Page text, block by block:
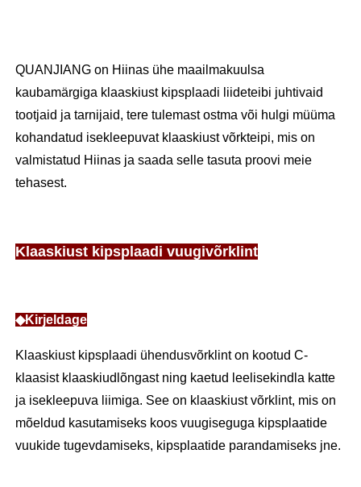
QUANJIANG on Hiinas ühe maailmakuulsa
kaubamärgiga klaaskiust kipsplaadi liideteibi juhtivaid
tootjaid ja tarnijaid, tere tulemast ostma või hulgi müüma
kohandatud isekleepuvat klaaskiust võrkteipi, mis on
valmistatud Hiinas ja saada selle tasuta proovi meie
tehasest.
Klaaskiust kipsplaadi vuugivõrklint
◆Kirjeldage
Klaaskiust kipsplaadi ühendusvõrklint on kootud C-
klaasist klaaskiudlõngast ning kaetud leelisekindla katte
ja isekleepuva liimiga. See on klaaskiust võrklint, mis on
mõeldud kasutamiseks koos vuugiseguga kipsplaatide
vuukide tugevdamiseks, kipsplaatide parandamiseks jne.